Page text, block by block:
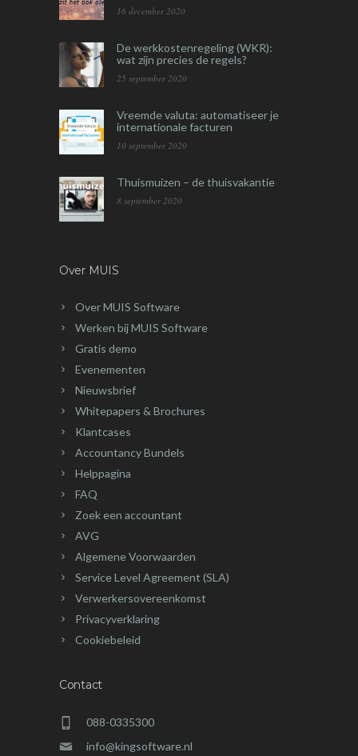
16 december 2020
De werkkostenregeling (WKR):
wat zijn precies de regels?
25 september 2020
Vreemde valuta: automatiseer je
internationale facturen
10 september 2020
Thuismuizen – de thuisvakantie
8 september 2020
Over MUIS
Over MUIS Software
Werken bij MUIS Software
Gratis demo
Evenementen
Nieuwsbrief
Whitepapers & Brochures
Klantcases
Accountancy Bundels
Helppagina
FAQ
Zoek een accountant
AVG
Algemene Voorwaarden
Service Level Agreement (SLA)
Verwerkersovereenkomst
Privacyverklaring
Cookiebeleid
Contact
088-0335300
info@kingsoftware.nl